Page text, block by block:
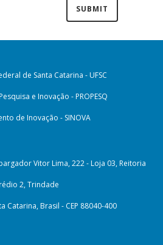
de Santa Catarina - UFSC
e Inovação - PROPESQ
de Inovação - SINOVA
Vitor Lima, 222 - Loja 03, Reitoria
2, Trindade
Catarina, Brasil - CEP 88040-400